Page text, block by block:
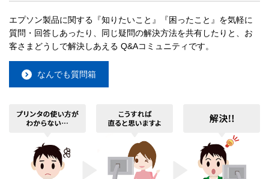
エプソン製品に関する『知りたいこと』『困ったこと』を気軽に
質問・回答しあったり、同じ疑問の解決方法を共有したりと、お
客さまどうしで解決しあえる Q&Aコミュニティです。
なんでも質問箱